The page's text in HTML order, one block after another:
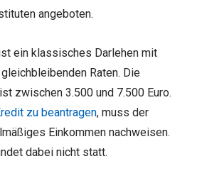
angeboten.
ein klassisches Darlehen mit
Raten. Die
zwischen 3.500 und 7.500 Euro.
zu beantragen, muss der
Einkommen nachweisen.
dabei nicht statt.